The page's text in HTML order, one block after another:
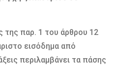
της παρ. 1 του άρθρου 12
εισόδημα από
περιλαμβάνει τα πάσης